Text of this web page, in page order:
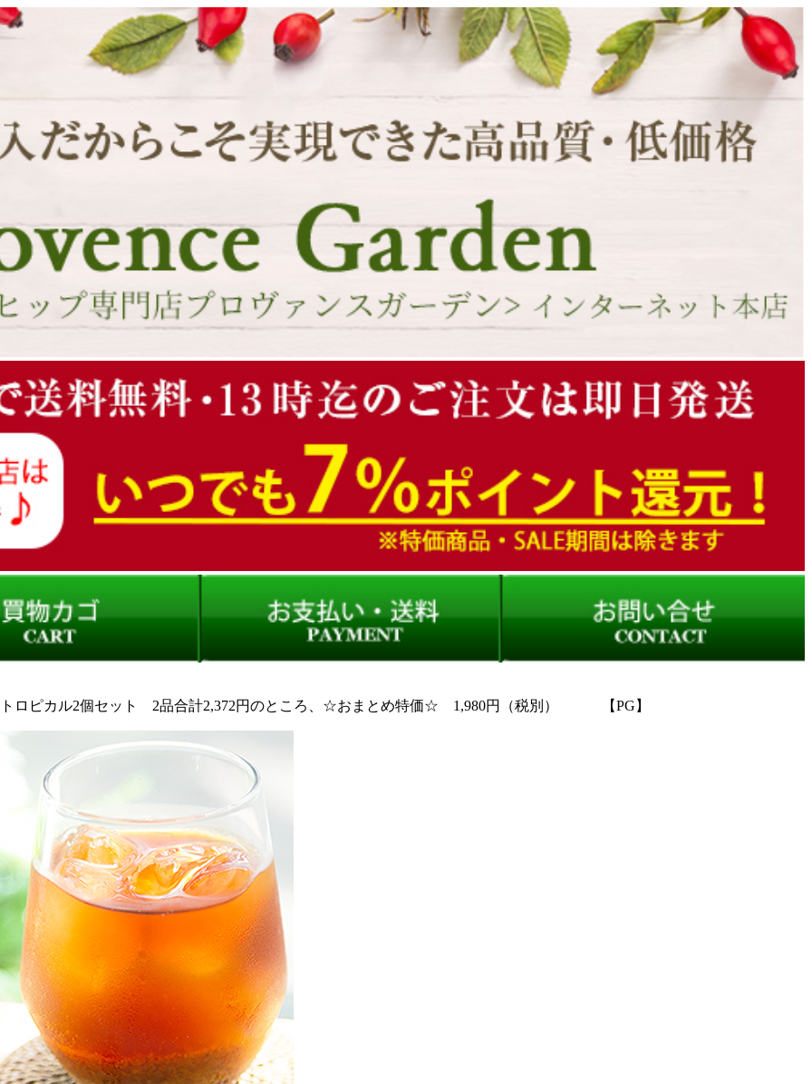
ロピカル2個セット 2品合計2,372円のところ、☆おまとめ特価☆ 1,980円（税別） 【PG】